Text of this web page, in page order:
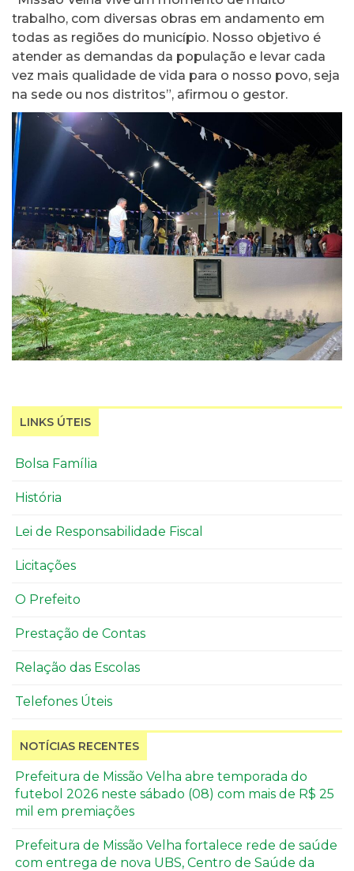
trabalho, com diversas obras em andamento em
todas as regiões do município. Nosso objetivo é
atender as demandas da população e levar cada
vez mais qualidade de vida para o nosso povo, seja
na sede ou nos distritos”, afirmou o gestor.
LINKS ÚTEIS
Bolsa Família
História
Lei de Responsabilidade Fiscal
Licitações
O Prefeito
Prestação de Contas
Relação das Escolas
Telefones Úteis
NOTÍCIAS RECENTES
Prefeitura de Missão Velha abre temporada do
futebol 2026 neste sábado (08) com mais de R$ 25
mil em premiações
Prefeitura de Missão Velha fortalece rede de saúde
com entrega de nova UBS, Centro de Saúde da